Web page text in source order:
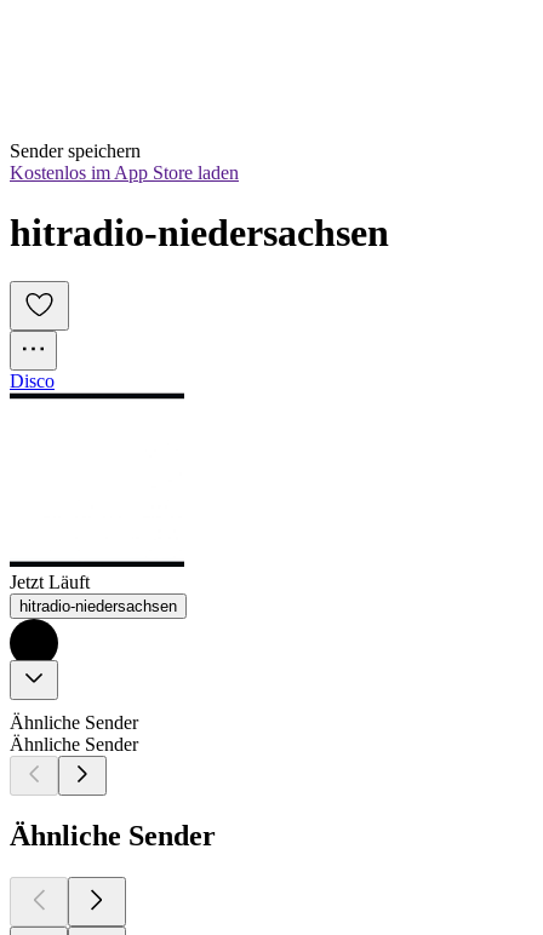
Sender speichern
Kostenlos im App Store laden
hitradio-niedersachsen
Disco
Jetzt Läuft
hitradio-niedersachsen
Ähnliche Sender
Ähnliche Sender
Ähnliche Sender